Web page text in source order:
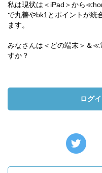
私は現状は＜iPad＞から
で丸善やbk1とポイントが統
ます。
みなさんは＜どの端末＞＆
すか？
ログ